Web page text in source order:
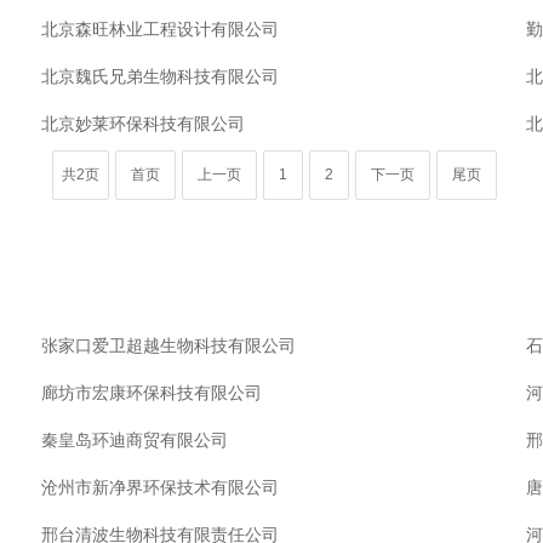
北京森旺林业工程设计有限公司
北京魏氏兄弟生物科技有限公司
北京妙莱环保科技有限公司
共2页 首页 上一页 1 2 下一页 尾页
张家口爱卫超越生物科技有限公司
廊坊市宏康环保科技有限公司
秦皇岛环迪商贸有限公司
沧州市新净界环保技术有限公司
邢台清波生物科技有限责任公司